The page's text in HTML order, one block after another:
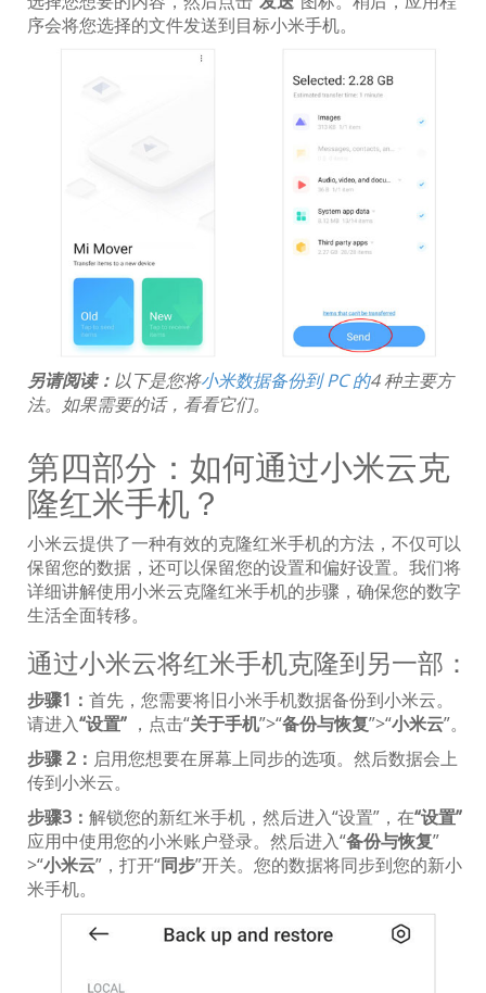
序会将您选择的文件发送到目标小米手机。
另请阅读： 以下是您将小米数据备份到 PC 的4 种主要方
法。如果需要的话，看看它们。
第四部分：如何通过小米云克
隆红米手机？
小米云提供了一种有效的克隆红米手机的方法，不仅可以
保留您的数据，还可以保留您的设置和偏好设置。我们将
详细讲解使用小米云克隆红米手机的步骤，确保您的数字
生活全面转移。
通过小米云将红米手机克隆到另一部：
步骤1： 首先，您需要将旧小米手机数据备份到小米云。
请进入“设置” ，点击“关于手机”>“备份与恢复”>“小米云”。
步骤 2： 启用您想要在屏幕上同步的选项。然后数据会上
传到小米云。
步骤3： 解锁您的新红米手机，然后进入“设置”，在“设置”
应用中使用您的小米账户登录。然后进入“备份与恢复”
>“小米云”，打开“同步”开关。您的数据将同步到您的新小
米手机。